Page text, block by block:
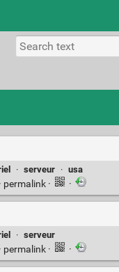
· serveur · usa
permalink · ·
· serveur
permalink · ·